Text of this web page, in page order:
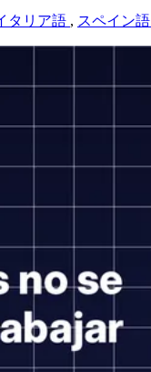
タリア語 , スペイン語